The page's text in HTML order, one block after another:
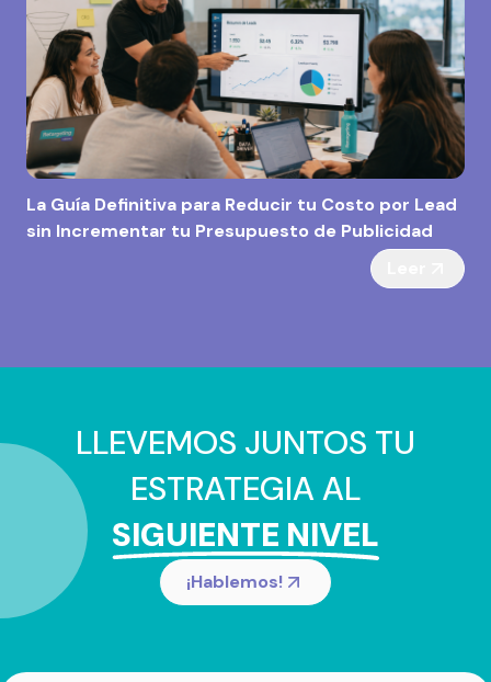
La Guía Definitiva para Reducir tu Costo por Lead
sin Incrementar tu Presupuesto de Publicidad
LLEVEMOS JUNTOS TU
ESTRATEGIA AL
SIGUIENTE NIVEL
¡Hablemos!